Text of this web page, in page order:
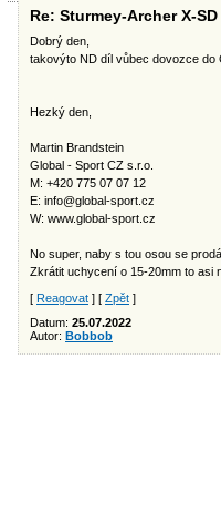
Re: Sturmey-Archer X-
Dobrý den,
takovýto ND díl vůbec dovozce do
Hezký den,
Martin Brandstein
Global - Sport CZ s.r.o.
M: +420 775 07 07 12
E: info@global-sport.cz
W: www.global-sport.cz
No super, naby s tou osou se
Zkrátit uchycení o 15-20mm to asi
[ Reagovat ] [ Zpět ]
Datum: 25.07.2022
Autor: Bobbob